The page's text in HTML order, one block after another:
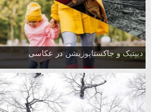
دیپتیک و جاکستا‌پوزیشن در عکاسی